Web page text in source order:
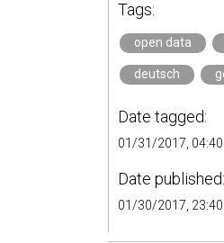
Tags:
open data
deutsch
Date tagged:
01/31/2017, 04:40
Date published:
01/30/2017, 23:40